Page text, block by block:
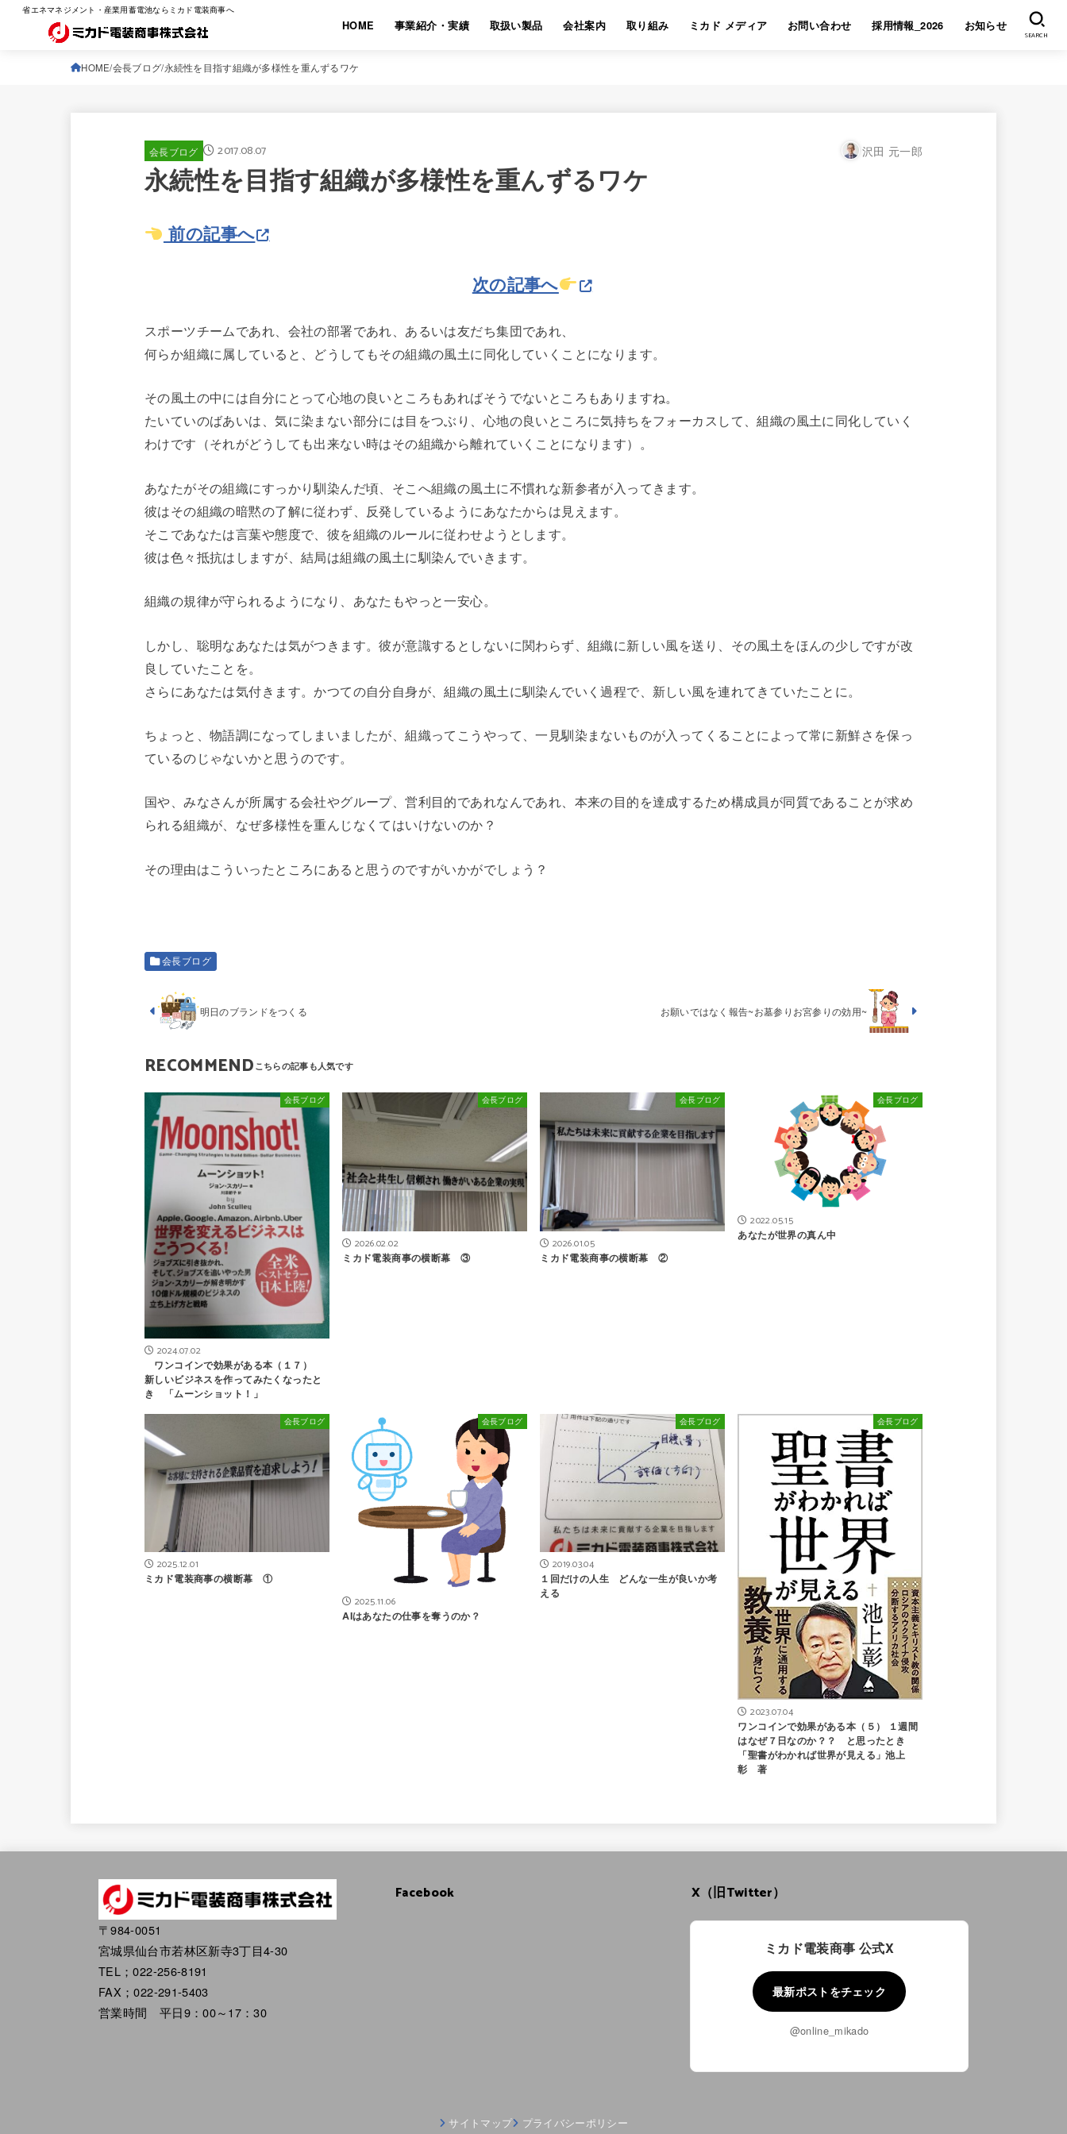
省エネマネジメント・産業用蓄電池ならミカド電装商事へ
HOME 事業紹介・実績 取扱い製品 会社案内 取り組み ミカド メディア お問い合わせ 採用情報_2026 お知らせ
SEARCH
HOME 会長ブログ 永続性を目指す組織が多様性を重んずるワケ
会長ブログ 2017.08.07 沢田 元一郎
永続性を目指す組織が多様性を重んずるワケ
前の記事へ
次の記事へ
スポーツチームであれ、会社の部署であれ、あるいは友だち集団であれ、
何らか組織に属していると、どうしてもその組織の風土に同化していくことになります。
その風土の中には自分にとって心地の良いところもあればそうでないところもありますね。
たいていのばあいは、気に染まない部分には目をつぶり、心地の良いところに気持ちをフォーカスして、組織の風土に同化していく
わけです（それがどうしても出来ない時はその組織から離れていくことになります）。
あなたがその組織にすっかり馴染んだ頃、そこへ組織の風土に不慣れな新参者が入ってきます。
彼はその組織の暗黙の了解に従わず、反発しているようにあなたからは見えます。
そこであなたは言葉や態度で、彼を組織のルールに従わせようとします。
彼は色々抵抗はしますが、結局は組織の風土に馴染んでいきます。
組織の規律が守られるようになり、あなたもやっと一安心。
しかし、聡明なあなたは気がつきます。彼が意識するとしないに関わらず、組織に新しい風を送り、その風土をほんの少しですが改
良していたことを。
さらにあなたは気付きます。かつての自分自身が、組織の風土に馴染んでいく過程で、新しい風を連れてきていたことに。
ちょっと、物語調になってしまいましたが、組織ってこうやって、一見馴染まないものが入ってくることによって常に新鮮さを保っ
ているのじゃないかと思うのです。
国や、みなさんが所属する会社やグループ、営利目的であれなんであれ、本来の目的を達成するため構成員が同質であることが求め
られる組織が、なぜ多様性を重んじなくてはいけないのか？
その理由はこういったところにあると思うのですがいかがでしょう？
会長ブログ
お願いではなく報告~お墓参りお宮参りの効用~
明日のブランドをつくる
RECOMMEND
会長ブログ
2024.07.02
ワンコインで効果がある本（１７）
新しいビジネスを作ってみたくなったと
き 「ムーンショット！」
会長ブログ
2026.02.02
ミカド電装商事の横断幕 ③
会長ブログ
2026.01.05
ミカド電装商事の横断幕 ②
会長ブログ
2022.05.15
あなたが世界の真ん中
会長ブログ
2025.12.01
ミカド電装商事の横断幕 ①
会長ブログ
2025.11.06
AIはあなたの仕事を奪うのか？
会長ブログ
2019.03.04
１回だけの人生 どんな一生が良いか考
える
会長ブログ
2023.07.04
ワンコインで効果がある本（５） １週間
はなぜ７日なのか？？ と思ったとき
「聖書がわかれば世界が見える」池上
彰 著
〒984-0051
宮城県仙台市若林区新寺3丁目4-30
TEL；022-256-8191
FAX；022-291-5403
営業時間 平日9：00～17：30
Facebook X（旧Twitter）
ミカド電装商事 公式X
最新ポストをチェック
@online_mikado
サイトマップ プライバシーポリシー